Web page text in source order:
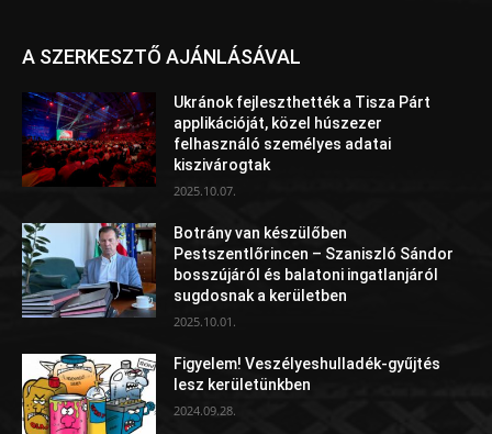
A SZERKESZTŐ AJÁNLÁSÁVAL
Ukránok fejleszthették a Tisza Párt
applikációját, közel húszezer
felhasználó személyes adatai
kiszivárogtak
2025.10.07.
Botrány van készülőben
Pestszentlőrincen – Szaniszló Sándor
bosszújáról és balatoni ingatlanjáról
sugdosnak a kerületben
2025.10.01.
Figyelem! Veszélyeshulladék-gyűjtés
lesz kerületünkben
2024.09.28.